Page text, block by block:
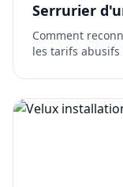
Serrurier
Comment
les tarifs